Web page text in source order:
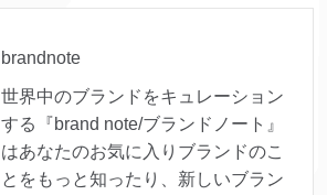
brandnote
世界中のブランドをキュレーション
する『brand note/ブランドノート』
はあなたのお気に入りブランドのこ
とをもっと知ったり、新しいブラン